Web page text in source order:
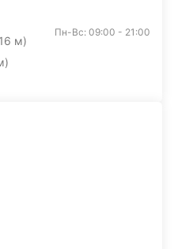
м)
Пн-Вс: 09:00 - 21:00